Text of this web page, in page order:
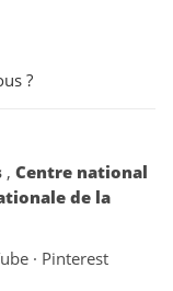
?
, Centre national
de la
· Pinterest